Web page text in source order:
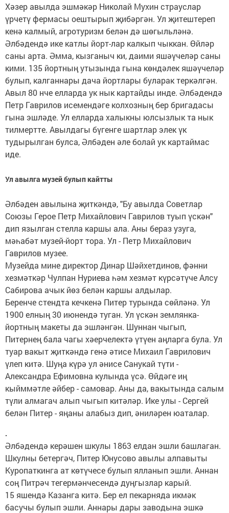
Хәзер авылда эшмәкәр Николай Мухин страуслар
үрчетү фермасы оештырып җибәргән. Ул җитештереп
кенә калмый, агротуризм белән дә шөгыльләнә.
Әлбәдендә ике катлы йорт-лар калкып чыккан. Өйләр
саны арта. Әмма, кызганыч ки, даими яшәүчеләр саны
кими. 135 йортның утызында гына көндәлек яшәүчеләр
булып, калганнары дача йортлары буларак теркәлгән.
Авыл 80 нче елларда ук нык картайды инде. Әлбәдендә
Петр Гаврилов исемендәге колхозның бер бригадасы
гына эшләде. Ул елларда халыкны юлсызлык та нык
тилмертте. Авылдагы бүгенге шартлар элек үк
тудырылган булса, Әлбәден әле болай ук картаймас
иде.
Ул авылга музей булып кайтты
Әлбәден авылына җиткәндә, "Бу авылда Советлар
Союзы Герое Петр Михайлович Гаврилов туып үскән"
дип язылган стелла каршы ала. Аны бераз узуга,
мәһабәт музей-йорт тора. Ул - Петр Михайлович
Гаврилов музее.
Музейда мине директор Динар Шәйхетдинов, фәнни
хезмәткәр Чулпан Нуриева һәм хезмәт күрсәтүче Алсу
Сабирова ачык йөз белән каршы алдылар.
Беренче стендта кечкенә Питер турында сөйләнә. Ул
1900 елның 30 июнендә туган. Ул үскән землянка-
йортның макеты да эшләнгән. Шуннан чыгып,
Питернең бала чагы хәерчелектә үтүен аңларга була. Ул
туар вакыт җиткәндә генә әтисе Михаил Гаврилович
үлеп китә. Шуңа күрә ул әнисе Санукай түти -
Александра Ефимовна кулында үсә. Өйдәге иң
кыйммәтле әйбер - самовар. Аны да, вакытында салым
түли алмагач алып чыгып китәләр. Ике улы - Сергей
белән Питер - яңаны алабыз дип, әниләрен юаталар.
Әлбәдендә керәшен шкулы 1863 елдан эшли башлаган.
Шкулны бетергәч, Питер Юнусово авылы алпавыты
Куропаткинга ат көтүчесе булып ялланып эшли. Аннан
соң Питрәч тегермәнчесендә дуңгызлар карый.
15 яшендә Казанга китә. Бер ел пекарняда икмәк
басучы булып эшли. Аннары дары заводына эшкә